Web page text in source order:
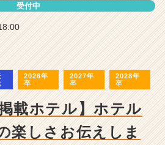
・
受付中
2026年
卒
2027年
卒
2028年
卒
載ホテル】ホテル
楽しさお伝えしま